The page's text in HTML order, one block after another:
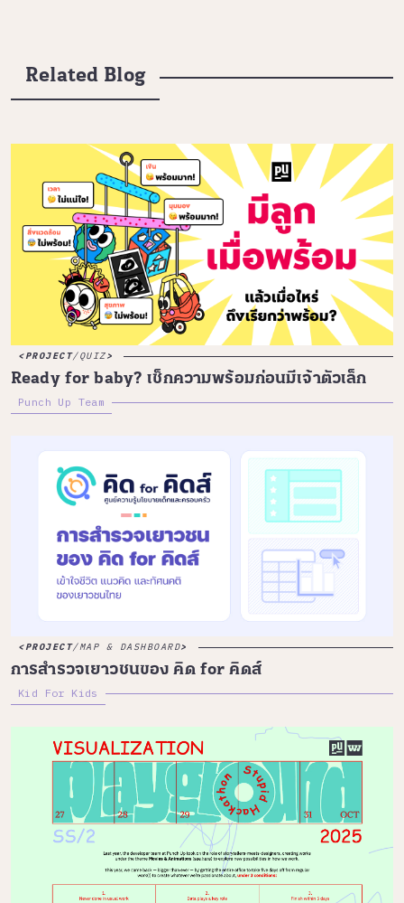
Related Blog
PROJECT/QUIZ
Ready for baby? เช็กความพร้อมก่อนมีเจ้าตัวเล็ก
Punch Up Team
PROJECT/MAP & DASHBOARD
การสำรวจเยาวชนของ คิด for คิดส์
Kid For Kids